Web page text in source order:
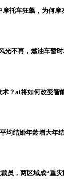
托车狂飙，为何摩
光不再，燃油车暂
？ai将如何改变智
均结婚年龄增大年
裁员，两区域成“重灾